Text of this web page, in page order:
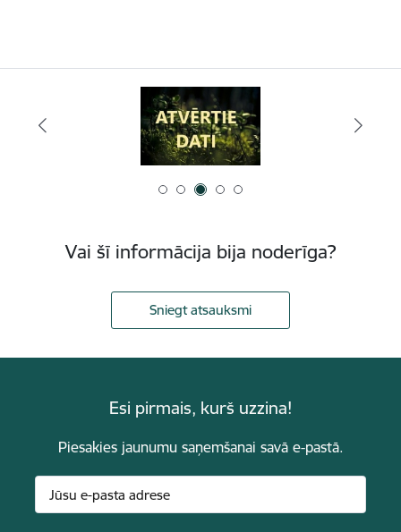
Vai šī informācija bija noderīga?
Sniegt atsauksmi
Esi pirmais, kurš uzzina!
Piesakies jaunumu saņemšanai savā e-pastā.